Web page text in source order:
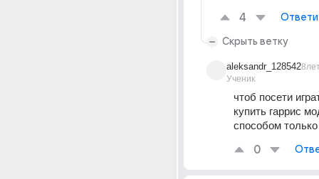
4
Скрыть ветку
aleksandr_128542
Ученик
чтоб посети
купить гаррис
способом
0